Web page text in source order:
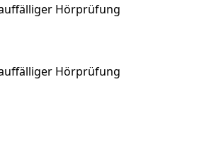
Hörprüfung
Hörprüfung